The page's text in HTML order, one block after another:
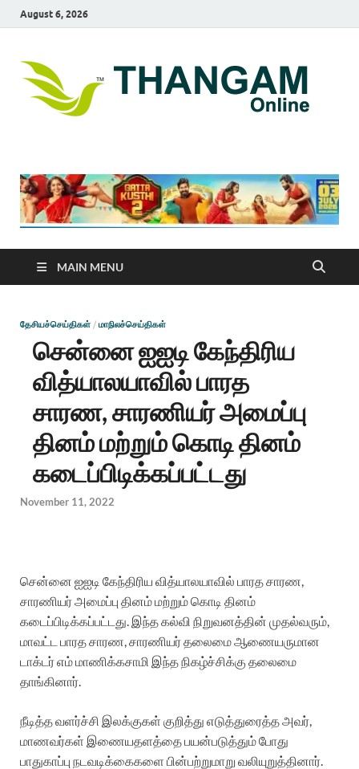
August 6, 2026
MAIN MENU
தேசியச்செய்திகள் / மாநிலச்செய்திகள்
சென்னை ஐஐடி கேந்திரிய
வித்யாலயாவில் பாரத
சாரண, சாரணியர் அமைப்பு
தினம் மற்றும் கொடி தினம்
கடைப்பிடிக்கப்பட்டது
November 11, 2022
சென்னை ஐஐடி கேந்திரிய வித்யாலயாவில் பாரத சாரண
சாரணியர் அமைப்பு தினம் மற்றும் கொடி தினம்
கடைப்பிடிக்கப்பட்டது . இந்த கல்வி நிறுவனத்தின் முதல்வரும்,
மாவட்ட பாரத சாரண சாரணியர்தலைமை ஆணையருமான
டாக்டர் எம் மாணிக்கசாமி இந்த நிகழ்ச்சிக்கு தலைமை
தாங்கினார்.
நீடித்த வளர்ச்சி இலக்குகள் குறித்து எடுத்துரைத்த அவர்,
மாணவர்கள் இணையதளத்தை பயன்படுத்தும் போது
பாதுகாப்பு நடவடிக்கைகளை பின்பற்றுமாறு வலியுறுத்தினார்.